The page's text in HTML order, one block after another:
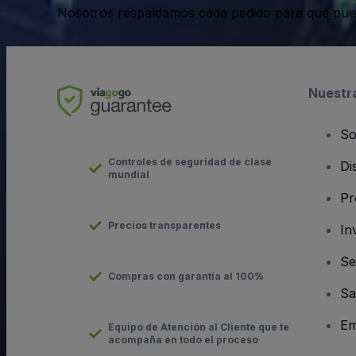
Nosotros respaldamos cada pedido para que
Controles de seguridad de clase
mundial
Precios transparentes
Compras con garantía al 100%
Equipo de Atención al Cliente que te
acompaña en todo el proceso